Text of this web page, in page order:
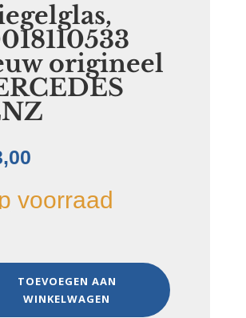
origineel
voorraad
TOEVOEGEN AAN
WINKELWAGEN